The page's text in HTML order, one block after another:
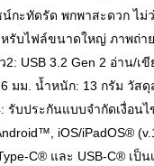
กะทัดรัด พกพาสะดวก ไม่
รับไฟล์ขนาดใหญ่ ภาพถ่าย
2: USB 3.2 Gen 2 อ่าน/
มม. น้ำหนัก: 13 กรัม วัสดุ
รับประกันแบบจำกัดเงื่อน
iOS/iPadOS®
C® และ USB-C® เป็